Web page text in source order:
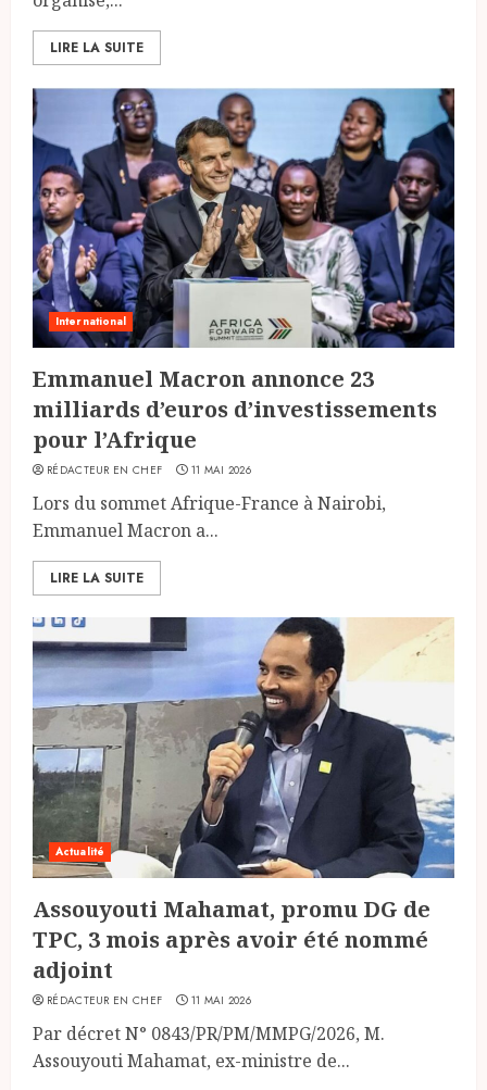
LIRE LA SUITE
International
Emmanuel Macron annonce 23
milliards d’euros d’investissements
pour l’Afrique
RÉDACTEUR EN CHEF 11 MAI 2026
Lors du sommet Afrique-France à Nairobi,
Emmanuel Macron a...
LIRE LA SUITE
Actualité
Assouyouti Mahamat, promu DG de
TPC, 3 mois après avoir été nommé
adjoint
RÉDACTEUR EN CHEF 11 MAI 2026
Par décret N° 0843/PR/PM/MMPG/2026, M.
Assouyouti Mahamat, ex-ministre de...